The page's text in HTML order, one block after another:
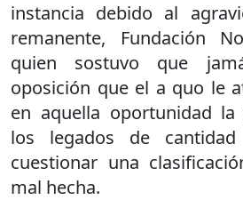
instancia debido al
remanente, Fundación
quien sostuvo que
oposición que el a quo le
en aquella oportunidad la
los legados de
cuestionar una
mal hecha.